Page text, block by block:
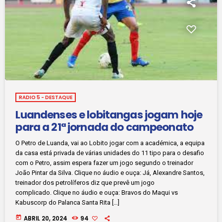
RADIO 5 - DESTAQUE
Luandenses e lobitangas jogam hoje
para a 21ª jornada do campeonato
O Petro de Luanda, vai ao Lobito jogar com a académica, a equipa
da casa está privada de várias unidades do 11 tipo para o desafio
com o Petro, assim espera fazer um jogo segundo o treinador
João Pintar da Silva. Clique no áudio e ouça: Já, Alexandre Santos,
treinador dos petrolíferos diz que prevê um jogo
complicado. Clique no áudio e ouça: Bravos do Maqui vs
Kabuscorp do Palanca Santa Rita […]
today ABRIL 20, 2024 94